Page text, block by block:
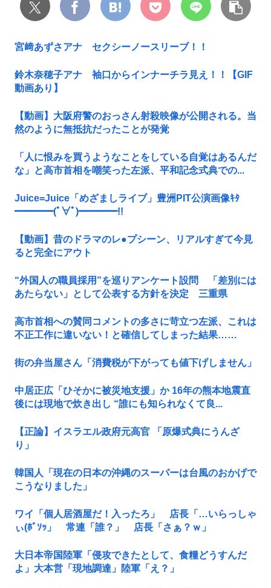
宮﨑あずさアナ セクシーノースリーブ！！
鈴木奈穂子アナ 袖口からインナーチラ見え！！【GIF
動画あり】
【動画】大阪府警のおっさん射殺映像が公開される。当
然のように無抵抗だったことが発覚
「人に恨みを買うようなことをしている自覚はあるんだ
な」と高市首相を嘲笑った左派、平和記念式典での...
Juice=Juice「めざましライブ」豊洲PIT公演画像ｷﾀ
━━━━(ﾟ∀ﾟ)━━━━!!
【動画】昔のドラマのレ●プシーン、リアルすぎて今見
ると完全にアウト
“外国人の職員採用”を巡りアンケート設問 「差別には
あたらない」として公表する方針を決定 三重県
高市首相への賛同コメントの多さに苛立つ左派、これは
不正工作に違いない！と確信してしまった結果……
街の弁当屋さん「消費税が下がっても値下げしません」
中居正広「ひそかに被災地支援」か 16年の熊本地震直
後には現地で炊き出し “誰にも知られなくて良...
【正論】イスラエル政府元高官 「原爆式典にうんざ
り」
韓国人「現在の日本の沖縄のスーパーは台風のおかげで
こうなりました」
ワイ「個人居酒屋だ！入ったろ」 店長「…いらっしゃ
ぃ(ﾎﾞｿｯ」 常連「誰？」 店長「さぁ？ｗ」
大日本帝国陸軍「侵攻できたとして、食糧どうすんだ
よ」大本営「現地調達」陸軍「え？」